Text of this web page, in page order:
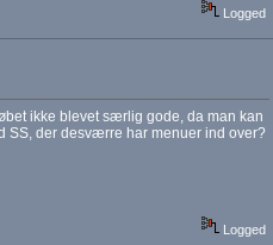
Logged
ikke blevet særlig gode, da man kan
SS, der desværre har menuer ind over?
Logged